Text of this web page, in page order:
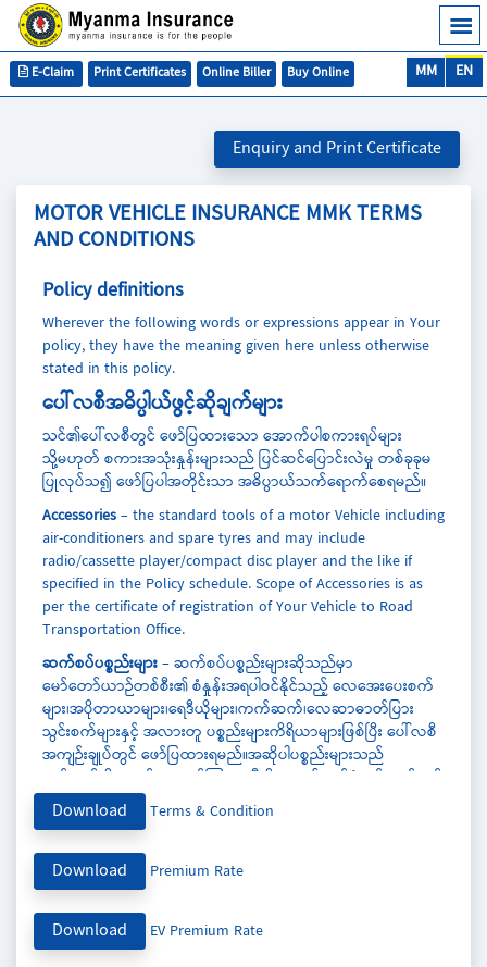
EN
MM
Buy Online
Online Biller
Print Certificates
E-Claim
Enquiry and Print Certificate
MOTOR VEHICLE INSURANCE MMK TERMS
AND CONDITIONS
Policy definitions
Wherever the following words or expressions appear in Your
policy, they have the meaning given here unless otherwise
stated in this policy.
ပေါ်လစီအဓိပ္ပါယ်ဖွင့်ဆိုချက်များ
သင်၏ပေါ်လစီတွင် ဖော်ပြထားသော အောက်ပါစကားရပ်များ
သို့မဟုတ် စကားအသုံးနှုန်းများသည် ပြင်ဆင်ပြောင်းလဲမှု တစ်ခုခုမ
ပြုလုပ်သ၍ ဖော်ပြပါအတိုင်းသာ အဓိပ္ပာယ်သက်ရောက်စေရမည်။
Accessories– the standard tools of a motor Vehicle including
air-conditioners and spare tyres and may include
radio/cassette player/compact disc player and the like if
specified in the Policy schedule. Scope of Accessories is as
per the certificate of registration of Your Vehicle to Road
Transportation Office.
ဆက်စပ်ပစ္စည်းများ– ဆက်စပ်ပစ္စည်းများဆိုသည်မှာ
မော်တော်ယာဉ်တစ်စီး၏ စံနှုန်းအရပါဝင်နိုင်သည့် လေအေးပေးစက်
များ၊အပိုတာယာများ၊ရေဒီယိုများ၊ကက်ဆက်၊လေဆာဓာတ်ပြား
သွင်းစက်များနှင့် အလားတူ ပစ္စည်းများကိရိယာများဖြစ်ပြီး ပေါ်လစီ
အကျဉ်းချုပ်တွင် ဖော်ပြထားရမည်။အဆိုပါပစ္စည်းများသည်
ကုန်းလမ်းပို့ဆောင်ရေး ညွှန်ကြားမှု ဦးစီးဌာန၏ မှတ်ပုံတင်လက်မှတ်
တွင် ဖော်ပြပြီး ဖြစ်ရမည်။
Acts of Terrorism, Terrorist and Terrorist Group
have the meaning given in The Counter Terrorism Law
section 3 (b), 3 (u) and 3 (v).
အကြမ်းဖက်မှု၊အကြမ်းဖက်သမားနှင့် အကြမ်းဖက်အုပ်စု –
အကြမ်းဖက်မှု၊ အကြမ်းဖက်သမား နှင့် အကြမ်းဖက်အုပ်စု ဆိုသည်
မှာ အကြမ်းဖက်မှုတိုက်ဖျက်ရေး ဥပဒေ ပုဒ်မ ၃ (ခ)၊ပုဒ်မ ၃ (ပ) နှင့်
Download Terms & Condition
Download Premium Rate
Download EV Premium Rate